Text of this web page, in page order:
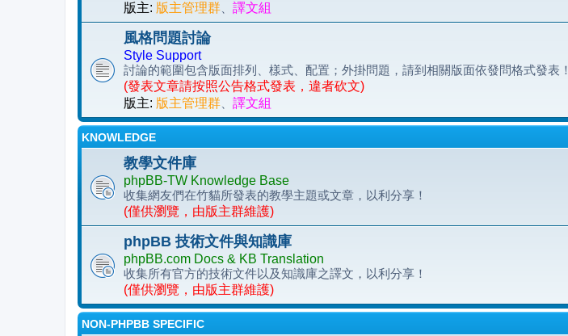
版主: 版主管理群、 譯文組
風格問題討論
Style Support
討論的範圍包含版面排列、樣式、配置；外掛問題，請到相關版面依發問格式發表！
(發表文章請按照公告格式發表，違者砍文)
版主: 版主管理群、 譯文組
KNOWLEDGE
教學文件庫
phpBB-TW Knowledge Base
收集網友們在竹貓所發表的教學主題或文章，以利分享！
(僅供瀏覽，由版主群維護)
phpBB 技術文件與知識庫
phpBB.com Docs & KB Translation
收集所有官方的技術文件以及知識庫之譯文，以利分享！
(僅供瀏覽，由版主群維護)
NON-PHPBB SPECIFIC